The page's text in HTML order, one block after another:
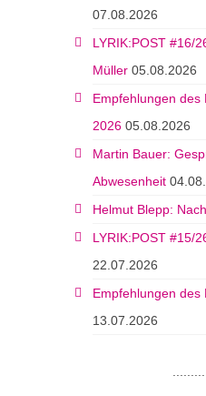
07.08.2026
LYRIK:POST #16/
Müller 05.08.2026
Empfehlungen des
2026 05.08.2026
Martin Bauer:
Abwesenheit
Helmut Blepp:
LYRIK:POST #15/
22.07.2026
Empfehlungen des
13.07.2026